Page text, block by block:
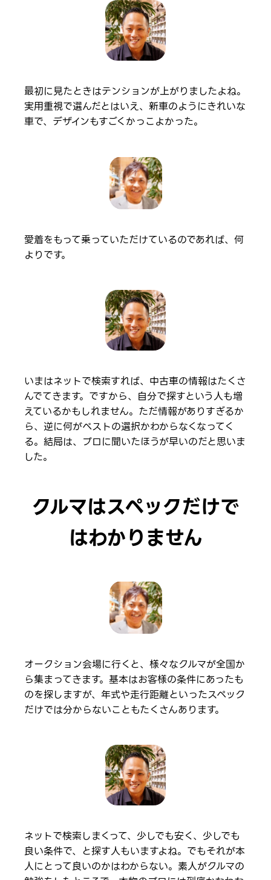
最初に見たときはテンションが上がりましたよね。
実用重視で選んだとはいえ、新車のようにきれいな
車で、デザインもすごくかっこよかった。
愛着をもって乗っていただけているのであれば、何
よりです。
いまはネットで検索すれば、中古車の情報はたくさ
んでてきます。ですから、自分で探すという人も増
えているかもしれません。ただ情報がありすぎるか
ら、逆に何がベストの選択かわからなくなってく
る。結局は、プロに聞いたほうが早いのだと思いま
した。
クルマはスペックだけで
はわかりません
オークション会場に行くと、様々なクルマが全国か
ら集まってきます。基本はお客様の条件にあったも
のを探しますが、年式や走行距離といったスペック
だけでは分からないこともたくさんあります。
ネットで検索しまくって、少しでも安く、少しでも
良い条件で、と探す人もいますよね。でもそれが本
人にとって良いのかはわからない。素人がクルマの